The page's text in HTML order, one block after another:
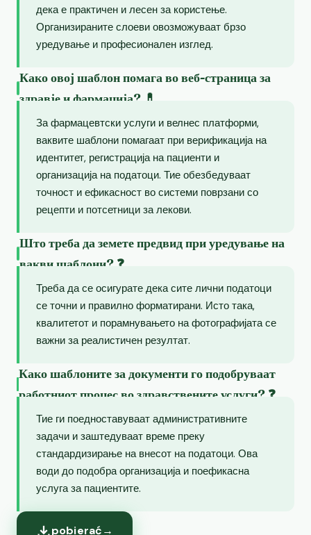
дека е практичен и лесен за користење.
Организираните слоеви овозможуваат брзо
уредување и професионален изглед.
Како овој шаблон помага во веб-страница за
здравје и фармација? 💊
За фармацевтски услуги и велнес платформи,
ваквите шаблони помагаат при верификација на
идентитет, регистрација на пациенти и
организација на податоци. Тие обезбедуваат
точност и ефикасност во системи поврзани со
рецепти и потсетници за лекови.
Што треба да земете предвид при уредување на
вакви шаблони? ❓
Треба да се осигурате дека сите лични податоци
се точни и правилно форматирани. Исто така,
квалитетот и порамнувањето на фотографијата се
важни за реалистичен резултат.
Како шаблоните за документи го подобруваат
работниот процес во здравствените услуги? ❓
Тие ги поедноставуваат административните
задачи и заштедуваат време преку
стандардизирање на внесот на податоци. Ова
води до подобра организација и поефикасна
услуга за пациентите.
pobierać→